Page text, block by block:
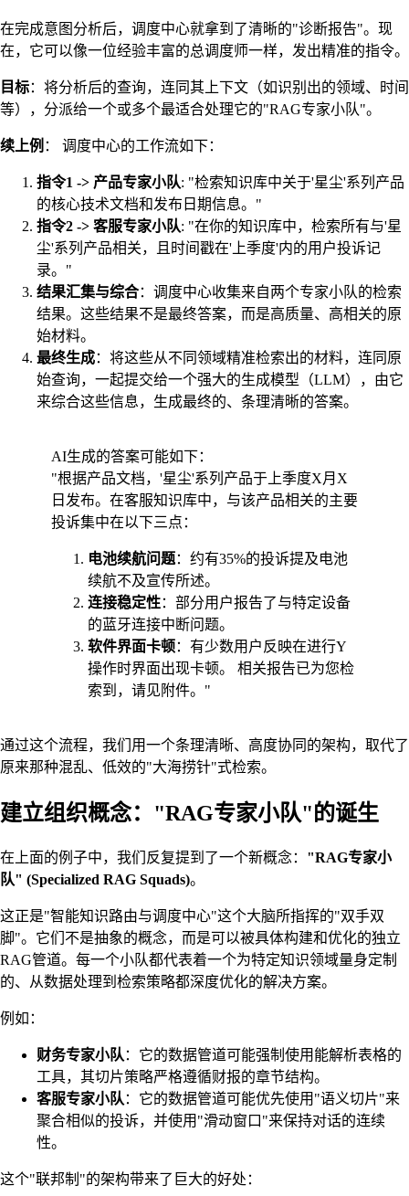
在完成意图分析后，调度中心就拿到了清晰的"诊断报告"。现
在，它可以像一位经验丰富的总调度师一样，发出精准的指令。
目标：将分析后的查询，连同其上下文（如识别出的领域、时间
等），分派给一个或多个最适合处理它的"RAG专家小队"。
续上例 ： 调度中心的工作流如下：
指令1 -> 产品专家小队: "检索知识库中关于'星尘'系列产品
的核心技术文档和发布日期信息。"
指令2 -> 客服专家小队: "在你的知识库中，检索所有与'星
尘'系列产品相关，且时间戳在'上季度'内的用户投诉记
录。"
结果汇集与综合：调度中心收集来自两个专家小队的检索
结果。这些结果不是最终答案，而是高质量、高相关的原
始材料。
最终生成：将这些从不同领域精准检索出的材料，连同原
始查询，一起提交给一个强大的生成模型（LLM），由它
来综合这些信息，生成最终的、条理清晰的答案。
AI生成的答案可能如下：
"根据产品文档，'星尘'系列产品于上季度X月X
日发布。在客服知识库中，与该产品相关的主要
投诉集中在以下三点：
电池续航问题：约有35%的投诉提及电池
续航不及宣传所述。
连接稳定性：部分用户报告了与特定设备
的蓝牙连接中断问题。
软件界面卡顿：有少数用户反映在进行Y
操作时界面出现卡顿。 相关报告已为您检
索到，请见附件。"
通过这个流程，我们用一个条理清晰、高度协同的架构，取代了
原来那种混乱、低效的"大海捞针"式检索。
建立组织概念："RAG专家小队"的诞生
在上面的例子中，我们反复提到了一个新概念： "RAG专家小
队" (Specialized RAG Squads)。
这正是"智能知识路由与调度中心"这个大脑所指挥的"双手双
脚"。它们不是抽象的概念，而是可以被具体构建和优化的独立
RAG管道。每一个小队都代表着一个为特定知识领域量身定制
的、从数据处理到检索策略都深度优化的解决方案。
例如：
财务专家小队 ：它的数据管道可能强制使用能解析表格的
工具，其切片策略严格遵循财报的章节结构。
客服专家小队 ：它的数据管道可能优先使用"语义切片"来
聚合相似的投诉，并使用"滑动窗口"来保持对话的连续
性。
这个"联邦制"的架构带来了巨大的好处：